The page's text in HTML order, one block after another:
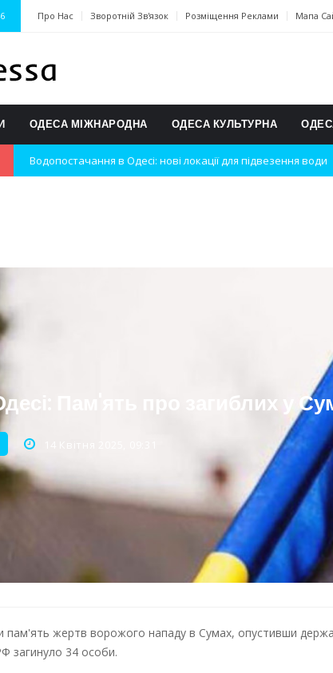
Про Нас Зворотній Зв'язок Розміщення Реклами Мапа
ОДЕСА МІЖНАРОДНА ОДЕСА КУЛЬТУРНА
Водопостачання в Одесі: нові локації для підвезення води
Нічна атака на Одесу: наслідки вибухів
Пам'ять про загиблих у
пам'ять жертв ворожого нападу в Сумах, опустивши
загинуло 34 особи.